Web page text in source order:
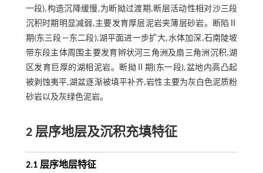
一段),构造沉降缓慢,为断拗过渡期,断层活动性相对沙三段
沉积时期明显减弱,主要发育厚层泥岩夹薄层砂岩。断陷Ⅱ
期(东三段—东二段),湖平面进一步扩大,水体加深,石南陡坡
带东段主体周围主要发育辫状河三角洲及扇三角洲沉积,湖
区发育巨厚的湖相泥岩。断拗Ⅱ期(东一段),盆地内高凸起
被剥蚀夷平,湖盆逐渐被填平补齐,岩性主要为灰白色泥质粉
砂岩以及灰绿色泥岩。
2 层序地层及沉积充填特征
2.1 层序地层特征